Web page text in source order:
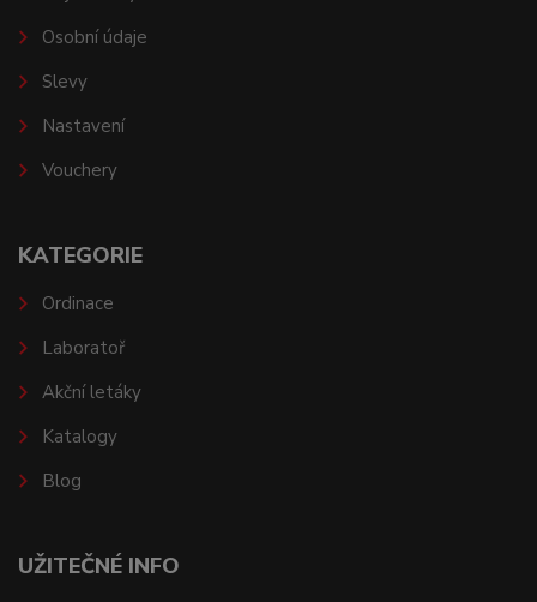
Osobní údaje
Slevy
Nastavení
Vouchery
KATEGORIE
Ordinace
Laboratoř
Akční letáky
Katalogy
Blog
UŽITEČNÉ INFO